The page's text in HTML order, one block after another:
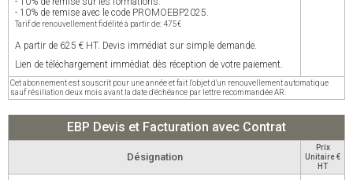
- 10% de remise avec le code PROMOEBP2025.
Tarif de renouvellement fidélité à partir de: 475€
A partir de 625 € HT. Devis immédiat sur simple demande.
Lien de téléchargement immédiat dès réception de votre paiement.
Cet abonnement est souscrit pour une année et fait l'objet d'un renouvellement automatique
sauf résiliation deux mois avant la date d'échéance par lettre recommandée AR.
EBP Devis et Facturation avec Contrat
Désignation
Prix
Unitaire €
HT